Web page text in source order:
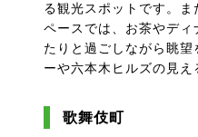
る観光スポットです。
ペースでは、お茶やディ
たりと過ごしながら眺
ーや六本木ヒルズの見え
歌舞伎町